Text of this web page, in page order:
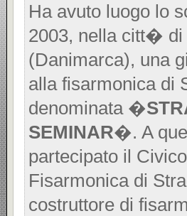
Ha avuto luogo lo
2003, nella citt� di
(Danimarca), una
alla fisarmonica di
denominata �
SEMINAR�. A
partecipato il
Fisarmonica di
costruttore di